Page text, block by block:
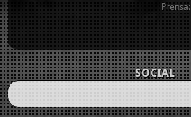
Prensa:
SOCIAL